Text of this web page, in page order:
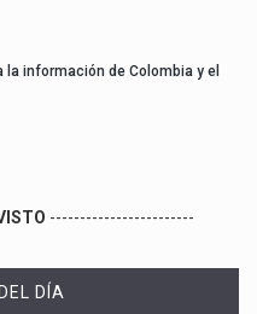
información de Colombia y el
------------------------
DÍA